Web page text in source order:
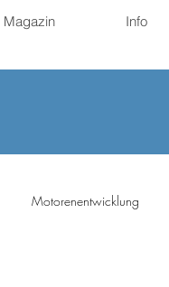
Magazin Info
Motorenentwicklung